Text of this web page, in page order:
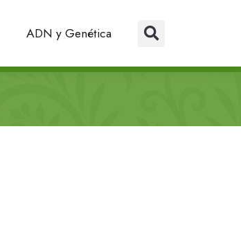
ADN y Genética